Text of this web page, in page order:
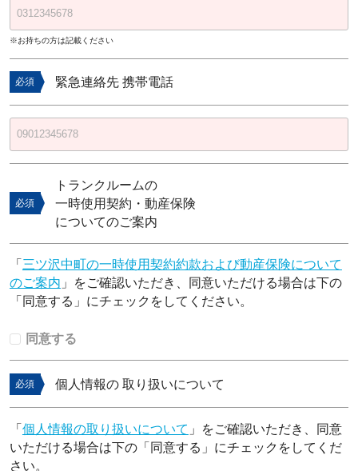
※お持ちの方は記載ください
必須 緊急連絡先 携帯電話
必須
トランクルームの
一時使用契約・動産保険
についてのご案内
「 三ツ沢中町の一時使用契約約款および動産保険について
のご案内 」をご確認いただき、同意いただける場合は下の
「同意する」にチェックをしてください。
同意する
必須 個人情報の 取り扱いについて
「 個人情報の取り扱いについて 」をご確認いただき、同意
いただける場合は下の「同意する」にチェックをしてくだ
さい。